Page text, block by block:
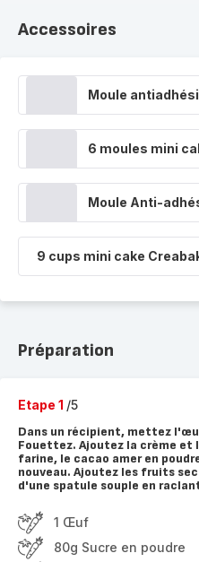
Accessoires
Moule
6 moules mini
Moule Anti-
9 cups mini cake
Préparation
Etape 1 /5
Dans un récipient, mettez
Fouettez. Ajoutez la crème et
farine, le cacao amer en
nouveau. Ajoutez les fruits
d'une spatule souple en
1 Œuf
80g Sucre en poudre